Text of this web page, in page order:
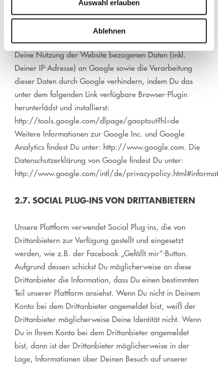
Auswahl erlauben
Ablehnen
darauf hin, dass Du in diesem Fall gegebenenfalls nicht
sämtliche Funktionen dieser Website vollumfänglich
werden nutzen kannst. Du kannst darüber hinaus die
Erfassung der durch das Cookie erzeugten und auf
Deine Nutzung der Website bezogenen Daten (inkl.
Deiner IP-Adresse) an Google sowie die Verarbeitung
dieser Daten durch Google verhindern, indem Du das
unter dem folgenden Link verfügbare Browser-Plugin
herunterlädst und installierst:
http://tools.google.com/dlpage/gaoptout?hl=de
Weitere Informationen zur Google Inc. und Google
Analytics findest Du unter: http://www.google.com. Die
Datenschutzerklärung von Google findest Du unter:
http://www.google.com/intl/de/
2.7. SOCIAL PLUG-INS VON DRITTANBIETERN
Unsere Plattform verwendet Social Plug-ins, die von
Drittanbietern zur Verfügung gestellt und eingesetzt
werden, wie z.B. der Facebook „Gefällt mir“-Button.
Aufgrund dessen schickst Du möglicherweise an diese
Drittanbieter die Information, dass Du einen bestimmten
Teil unserer Plattform ansiehst. Wenn Du nicht in Deinem
Konto bei dem Drittanbieter angemeldet bist, weiß der
Drittanbieter möglicherweise Deine Identität nicht. Wenn
Du in Ihrem Konto bei dem Drittanbieter angemeldet
bist, dann ist der Drittanbieter möglicherweise in der
Lage, Informationen über Deinen Besuch auf unserer